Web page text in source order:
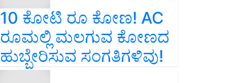
10 ಕೋಟಿ ರೂ ಕೋಣ! AC
ರೂಮಲ್ಲಿ ಮಲಗುವ ಕೋಣದ
ಹುಬ್ಬೇರಿಸುವ ಸಂಗತಿಗಳಿವು!